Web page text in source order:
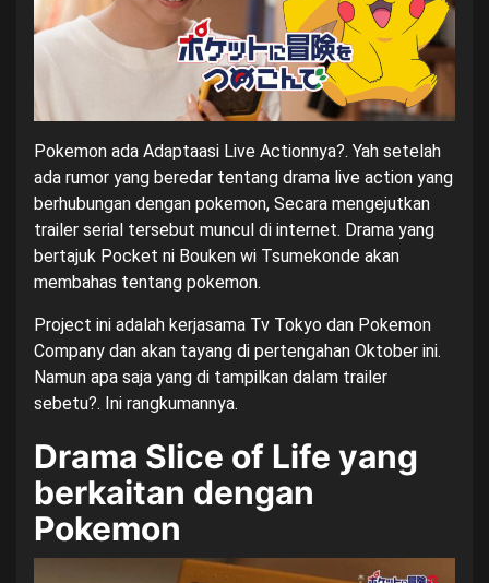
Pokemon ada Adaptaasi Live Actionnya?. Yah setelah
ada rumor yang beredar tentang drama live action yang
berhubungan dengan pokemon, Secara mengejutkan
trailer serial tersebut muncul di internet. Drama yang
bertajuk Pocket ni Bouken wi Tsumekonde akan
membahas tentang pokemon.
Project ini adalah kerjasama Tv Tokyo dan Pokemon
Company dan akan tayang di pertengahan Oktober ini.
Namun apa saja yang di tampilkan dalam trailer
sebetu?. Ini rangkumannya.
Drama Slice of Life yang
berkaitan dengan
Pokemon